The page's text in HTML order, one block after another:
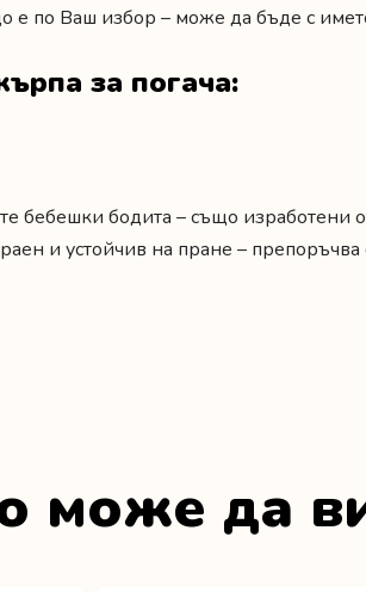
по Ваш избор – може да бъде с
за погача:
бебешки бодита – също изработени
и устойчив на пране – препоръчва
може да